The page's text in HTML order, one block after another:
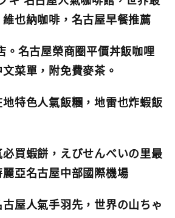
也納咖啡，名古屋早餐推薦
。名古屋榮商圈平價丼飯咖哩
菜單，附免費麥茶。
特色人氣飯糰，地雷也炸蝦飯
買蝦餅，えびせんべいの里最
亞名古屋中部國際機場
屋人氣手羽先，世界の山ちゃ